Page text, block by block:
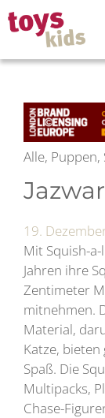
Zum
Inhalt
springen
Alle,
19.
Mit Squish-
Jahren ihre
Zentimeter
mitnehmen.
Material,
Katze,
Spaß. Die
Multipacks,
Chase-